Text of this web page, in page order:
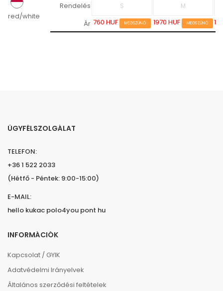
red/white
Rendelés
Ár 760 HUF MEGSZŰNŐ 1970 HUF MEGSZŰNŐ
ÜGYFÉLSZOLGÁLAT
TELEFON:
+36 1 522 2033
(Hétfő - Péntek: 9:00-15:00)
E-MAIL:
hello kukac polo4you pont hu
INFORMÁCIÓK
Kapcsolat / GYIK
Adatvédelmi Irányelvek
Általános szerződési feltételek